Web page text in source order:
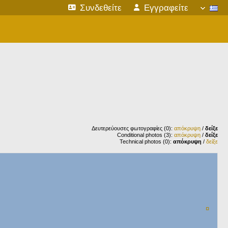
Συνδεθείτε Εγγραφείτε
Δευτερεύουσες φωτογραφίες (0): απόκρυψη / δείξε
Conditional photos (3): απόκρυψη / δείξε
Technical photos (0): απόκρυψη / δείξε
¤